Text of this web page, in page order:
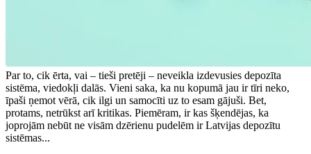
Par to, cik ērta, vai – tieši pretēji – neveikla izdevusies depozīta
sistēma, viedokļi dalās. Vieni saka, ka nu kopumā jau ir tīri neko,
īpaši ņemot vērā, cik ilgi un samocīti uz to esam gājuši. Bet,
protams, netrūkst arī kritikas. Piemēram, ir kas šķendējas, ka
joprojām nebūt ne visām dzērienu pudelēm ir Latvijas depozītu
sistēmas...